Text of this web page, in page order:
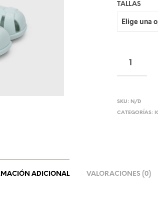
TALLAS
SKU: N/D
CATEGORÍAS:
ADICIONAL VALORACIONES (0)